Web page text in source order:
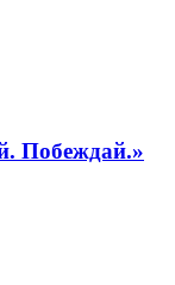
Побеждай.»